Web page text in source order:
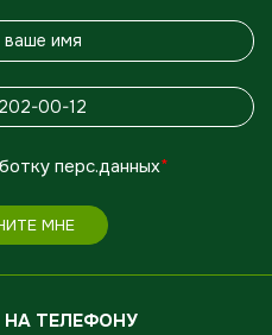
перс.данных*
МНЕ
ТЕЛЕФОНУ